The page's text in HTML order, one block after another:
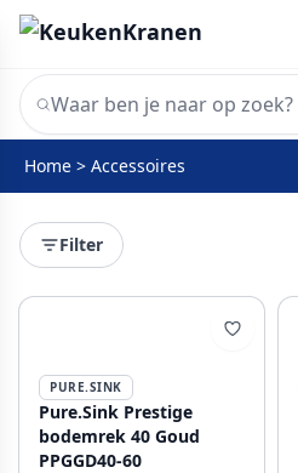
Home > Accessoires
Filter
PURE.SINK
Pure.Sink Prestige
bodemrek 40 Goud
PPGGD40-60